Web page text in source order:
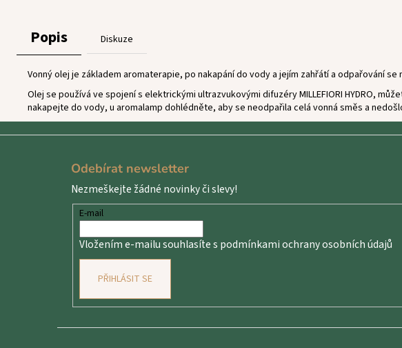
Popis Diskuze
Vonný olej je základem aromaterapie, po nakapání do vody a jejím zahřátí a odpařování
Olej se používá ve spojení s elektrickými ultrazvukovými difuzéry MILLEFIORI HYDRO,
nakapejte do vody, u aromalamp dohlédněte, aby se neodpařila celá vonná směs a
Odebírat newsletter
Nezmeškejte žádné novinky či slevy!
E-mail
Vložením e-mailu souhlasíte s podmínkami ochrany osobních údajů
PŘIHLÁSIT SE